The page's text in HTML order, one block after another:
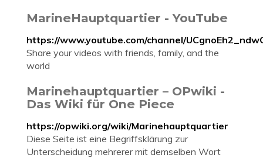
MarineHauptquartier - YouTube
https://www.youtube.com/channel/
Share your videos with friends, family, and the
world
Marinehauptquartier – OPwiki -
Das Wiki für One Piece
https://opwiki.org/wiki/Marinehauptquartier
Diese Seite ist eine Begriffsklärung zur
Unterscheidung mehrerer mit demselben Wort